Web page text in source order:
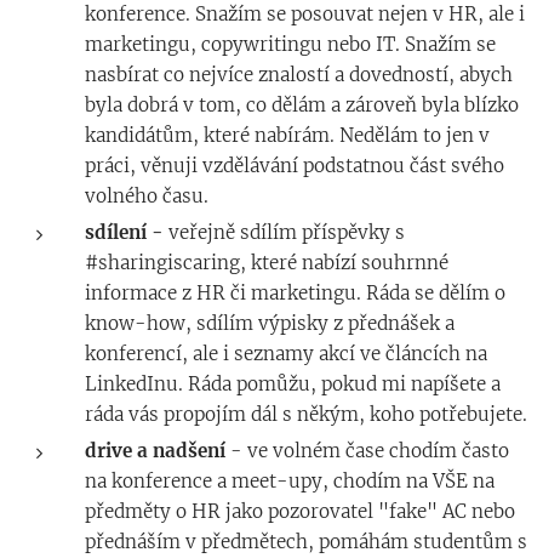
konference. Snažím se posouvat nejen v HR, ale i
marketingu, copywritingu nebo IT. Snažím se
nasbírat co nejvíce znalostí a dovedností, abych
byla dobrá v tom, co dělám a zároveň byla blízko
kandidátům, které nabírám. Nedělám to jen v
práci, věnuji vzdělávání podstatnou část svého
volného času.
sdílení - veřejně sdílím příspěvky s
#sharingiscaring, které nabízí souhrnné
informace z HR či marketingu. Ráda se dělím o
know-how, sdílím výpisky z přednášek a
konferencí, ale i seznamy akcí ve článcích na
LinkedInu. Ráda pomůžu, pokud mi napíšete a
ráda vás propojím dál s někým, koho potřebujete.
drive a nadšení - ve volném čase chodím často
na konference a meet-upy, chodím na VŠE na
předměty o HR jako pozorovatel "fake" AC nebo
přednáším v předmětech, pomáhám studentům s